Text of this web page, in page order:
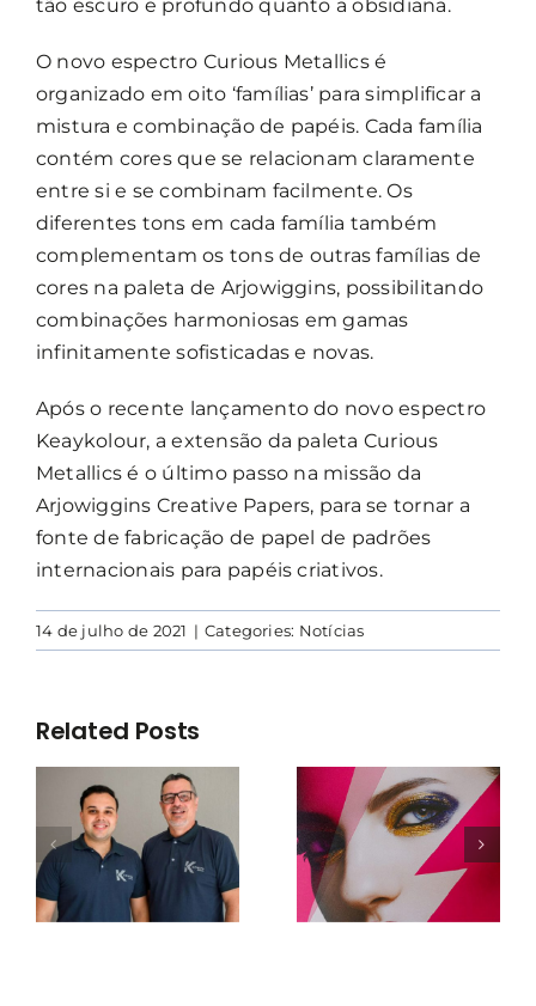
tão escuro e profundo quanto a obsidiana.
O novo espectro Curious Metallics é
organizado em oito ‘famílias’ para simplificar a
mistura e combinação de papéis. Cada família
contém cores que se relacionam claramente
entre si e se combinam facilmente. Os
diferentes tons em cada família também
complementam os tons de outras famílias de
cores na paleta de Arjowiggins, possibilitando
combinações harmoniosas em gamas
infinitamente sofisticadas e novas.
Após o recente lançamento do novo espectro
Keaykolour, a extensão da paleta Curious
Metallics é o último passo na missão da
Arjowiggins Creative Papers, para se tornar a
fonte de fabricação de papel de padrões
internacionais para papéis criativos.
14 de julho de 2021 | Categories: Notícias
Related Posts